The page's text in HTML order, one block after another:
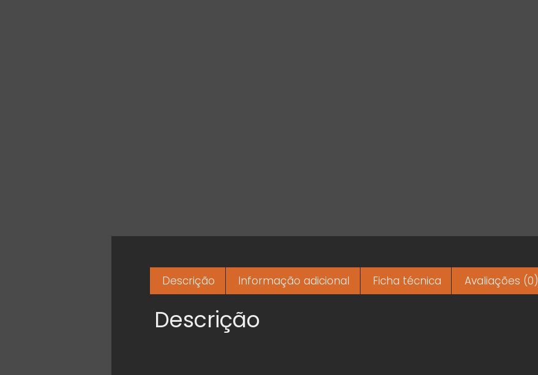
Descrição Informação adicional Ficha técnica Avaliações (0)
Descrição